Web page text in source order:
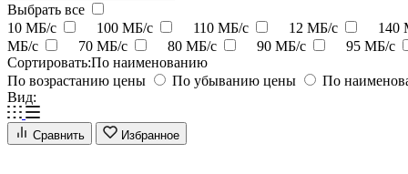
Выбрать все
10 МБ/с
100 МБ/с 110 МБ/с 12 МБ/с 140
МБ/с
70 МБ/с 80 МБ/с 90 МБ/с
95 МБ/с
Сортировать:По наименованию
По возрастанию цены
По убыванию цены
По
Вид:
Сравнить Избранное